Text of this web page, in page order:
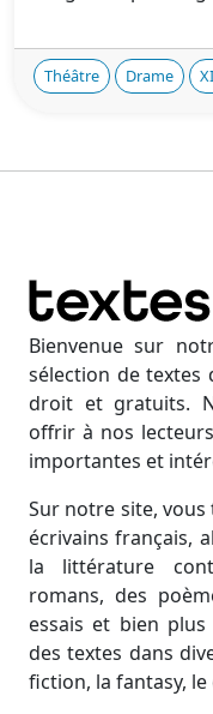
Théâtre Drame
Bienvenue sur
sélection de
droit et gratuits.
offrir à nos
importantes et
Sur notre site,
écrivains français,
la littérature
romans, des
essais et bien
des textes dans
fiction, la fantasy,